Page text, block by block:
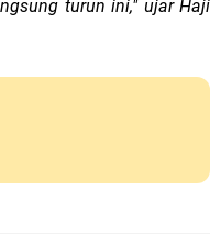
turun ini," ujar Haji